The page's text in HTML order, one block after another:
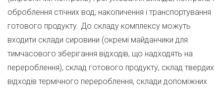
оброблення стічних вод; накопичення і транспортування
готового продукту. До складу комплексу можуть
входити склади сировини (окремі майданчики для
тимчасового зберігання відходів, що надходять на
перероблення), склад готового продукту, склад твердих
відходів термічного перероблення, склади допоміжних